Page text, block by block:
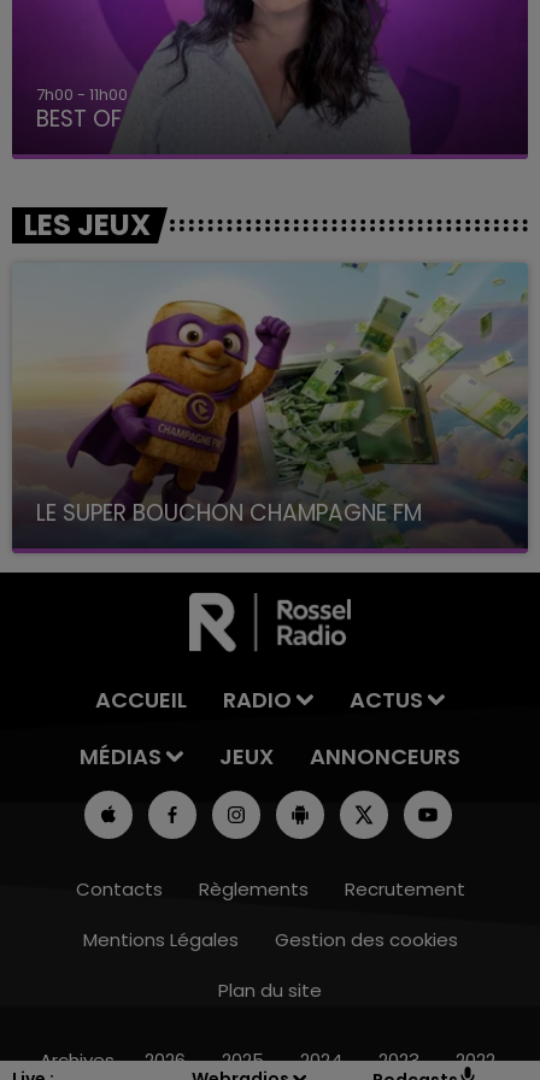
16h00 - 20h00
7h00 - 11h00
BEST OF
LES JEUX
LE SUPER BOUCHON CHAMPAGNE FM
avec La Famille Champagne FM, à 8H10
ACCUEIL RADIO
ACTUS
MÉDIAS
JEUX ANNONCEURS
Contacts Règlements
Recrutement
Mentions Légales
Gestion des cookies
Plan du site
Archives 2026 2025 2024 2023 2022